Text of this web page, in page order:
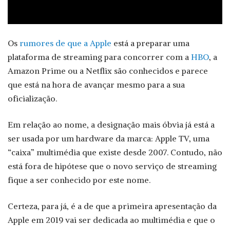
Os rumores de que a Apple está a preparar uma
plataforma de streaming para concorrer com a HBO, a
Amazon Prime ou a Netflix são conhecidos e parece
que está na hora de avançar mesmo para a sua
oficialização.
Em relação ao nome, a designação mais óbvia já está a
ser usada por um hardware da marca: Apple TV, uma
“caixa” multimédia que existe desde 2007. Contudo, não
está fora de hipótese que o novo serviço de streaming
fique a ser conhecido por este nome.
Certeza, para já, é a de que a primeira apresentação da
Apple em 2019 vai ser dedicada ao multimédia e que o